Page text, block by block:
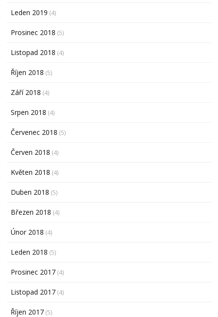
Leden 2019 (4)
Prosinec 2018 (5)
Listopad 2018 (4)
Říjen 2018 (5)
Září 2018 (4)
Srpen 2018 (4)
Červenec 2018 (5)
Červen 2018 (4)
Květen 2018 (4)
Duben 2018 (5)
Březen 2018 (4)
Únor 2018 (4)
Leden 2018 (5)
Prosinec 2017 (4)
Listopad 2017 (4)
Říjen 2017 (5)